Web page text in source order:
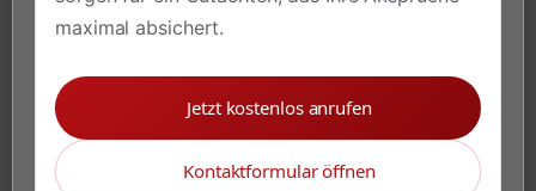
maximal absichert.
Jetzt kostenlos anrufen
Kontaktformular öffnen